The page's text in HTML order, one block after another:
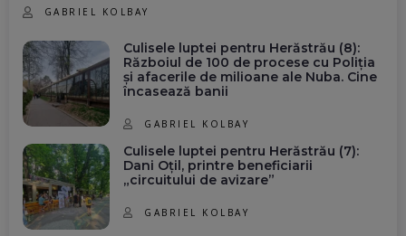
GABRIEL KOLBAY
Culisele luptei pentru Herăstrău (8):
Războiul de 100 de procese cu Poliția
și afacerile de milioane ale Nuba. Cine
încasează banii
GABRIEL KOLBAY
Culisele luptei pentru Herăstrău (7):
Dani Oțil, printre beneficiarii
„circuitului de avizare”
GABRIEL KOLBAY